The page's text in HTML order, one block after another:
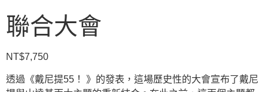
聯合大會
NT$7,750
透過《戴尼提55！ 》的發表，這場歷史性的大會宣布了戴尼